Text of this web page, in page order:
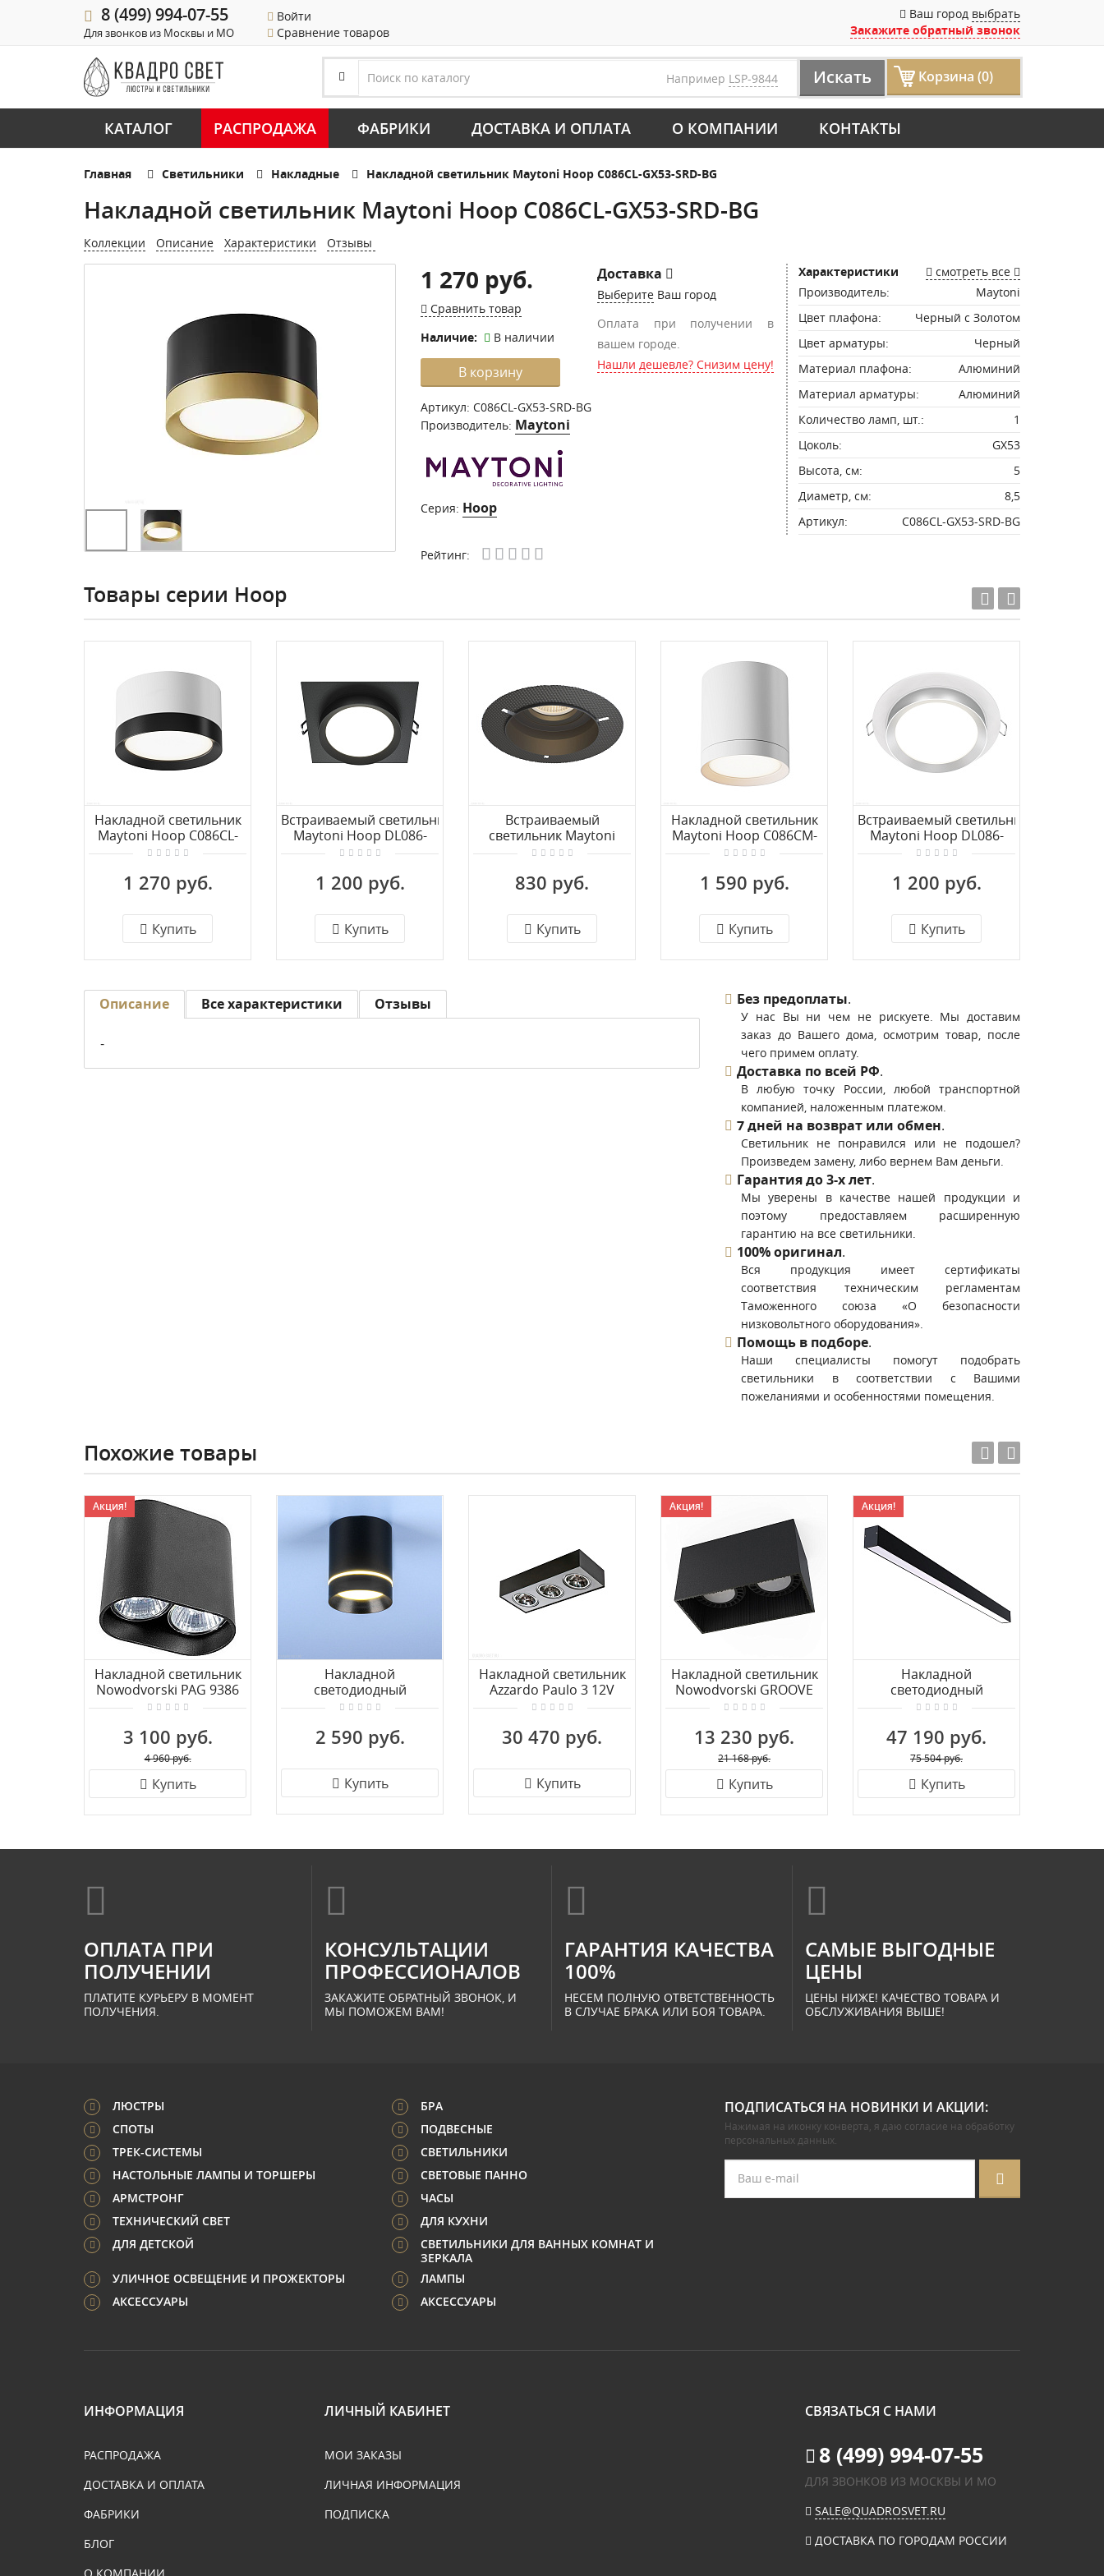
8 (499) 994-07-55
Для звонков из Москвы и МО
Войти
Сравнение товаров
Ваш город выбрать
Закажите обратный звонок
Например LSP-9844 Искать Корзина (0)
КАТАЛОГ РАСПРОДАЖА ФАБРИКИ ДОСТАВКА И ОПЛАТА О КОМПАНИИ КОНТАКТЫ
Главная Светильники Накладные Накладной светильник Maytoni Hoop C086CL-GX53-SRD-BG
Накладной светильник Maytoni Hoop C086CL-GX53-SRD-BG
Коллекции Описание Характеристики Отзывы
1 270 руб.
Сравнить товар
Наличие:
В наличии
В корзину
Артикул: C086CL-GX53-SRD-BG
Производитель: Maytoni
Серия: Hoop
Доставка
Выберите Ваш город
Оплата при получении в
вашем городе.
Нашли дешевле? Снизим цену!
Рейтинг:
Характеристики
смотреть все
Производитель:
Maytoni
Цвет плафона:
Черный с Золотом
Цвет арматуры:
Черный
Материал плафона:
Алюминий
Материал арматуры:
Алюминий
Количество ламп, шт.:
1
Цоколь:
GX53
Высота, см:
5
Диаметр, см:
8,5
Артикул:
C086CL-GX53-SRD-BG
Товары серии Hoop
Накладной светильник
Maytoni Hoop C086CL-
GX53-SRD-WB
1 270 руб.
Купить
Встраиваемый светильник
Maytoni Hoop DL086-
GX53-SQ-B
1 200 руб.
Купить
Встраиваемый
светильник Maytoni
Hoop DL043-01B
830 руб.
Купить
Накладной светильник
Maytoni Hoop C086CM-
GX53-MRD-W
1 590 руб.
Купить
Встраиваемый светильник
Maytoni Hoop DL086-
GX53-RD-WS
1 200 руб.
Купить
Описание
-
Все характеристики Отзывы Без предоплаты.
У нас Вы ни чем не рискуете. Мы доставим
заказ до Вашего дома, осмотрим товар, после
чего примем оплату.
Доставка по всей РФ.
В любую точку России, любой транспортной
компанией, наложенным платежом.
7 дней на возврат или обмен.
Светильник не понравился или не подошел?
Произведем замену, либо вернем Вам деньги.
Гарантия до 3-х лет.
Мы уверены в качестве нашей продукции и
поэтому предоставляем расширенную
гарантию на все светильники.
100% оригинал.
Вся продукция имеет сертификаты
соответствия техническим регламентам
Таможенного союза «О безопасности
низковольтного оборудования».
Помощь в подборе.
Наши специалисты помогут подобрать
светильники в соответствии с Вашими
пожеланиями и особенностями помещения.
Похожие товары
Акция!
Накладной светильник
Nowodvorski PAG 9386
3 100 руб.
4 960 руб.
Купить
Накладной
светодиодный
светильник
9W 4200K черный
матовый
2 590 руб.
Купить
Накладной светильник
Azzardo Paulo 3 12V
AZ1262
30 470 руб.
Купить
Акция!
Накладной светильник
Nowodvorski GROOVE
9316
13 230 руб.
21 168 руб.
Купить
Акция!
Накладной
светодиодный
светильник Nowodvorski
47 190 руб.
75 504 руб.
Купить
ОПЛАТА ПРИ
ПОЛУЧЕНИИ
ПЛАТИТЕ КУРЬЕРУ В МОМЕНТ
ПОЛУЧЕНИЯ.
КОНСУЛЬТАЦИИ
ПРОФЕССИОНАЛОВ
ЗАКАЖИТЕ ОБРАТНЫЙ ЗВОНОК, И
МЫ ПОМОЖЕМ ВАМ!
ГАРАНТИЯ КАЧЕСТВА
100%
НЕСЕМ ПОЛНУЮ ОТВЕТСТВЕННОСТЬ
В СЛУЧАЕ БРАКА ИЛИ БОЯ ТОВАРА.
САМЫЕ ВЫГОДНЫЕ
ЦЕНЫ
ЦЕНЫ НИЖЕ! КАЧЕСТВО ТОВАРА И
ОБСЛУЖИВАНИЯ ВЫШЕ!
ЛЮСТРЫ
БРА
СПОТЫ
ПОДВЕСНЫЕ
ТРЕК-СИСТЕМЫ
СВЕТИЛЬНИКИ
НАСТОЛЬНЫЕ ЛАМПЫ И ТОРШЕРЫ
СВЕТОВЫЕ ПАННО
АРМСТРОНГ
ЧАСЫ
ТЕХНИЧЕСКИЙ СВЕТ
ДЛЯ КУХНИ
ДЛЯ ДЕТСКОЙ
СВЕТИЛЬНИКИ ДЛЯ ВАННЫХ КОМНАТ И
ЗЕРКАЛА
УЛИЧНОЕ ОСВЕЩЕНИЕ И ПРОЖЕКТОРЫ
ЛАМПЫ
АКСЕССУАРЫ
АКСЕССУАРЫ
ПОДПИСАТЬСЯ НА НОВИНКИ И АКЦИИ:
Нажимая на иконку конверта, я даю согласие на обработку
персональных данных.
ИНФОРМАЦИЯ
РАСПРОДАЖА
ДОСТАВКА И ОПЛАТА
ФАБРИКИ
БЛОГ
ЛИЧНЫЙ КАБИНЕТ
МОИ ЗАКАЗЫ
ЛИЧНАЯ ИНФОРМАЦИЯ
ПОДПИСКА
СВЯЗАТЬСЯ С НАМИ
8 (499) 994-07-55
ДЛЯ ЗВОНКОВ ИЗ МОСКВЫ И МО
SALE@QUADROSVET.RU
ДОСТАВКА ПО ГОРОДАМ РОССИИ